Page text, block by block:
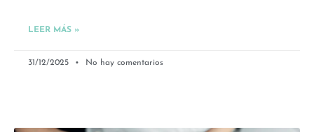
LEER MÁS »
31/12/2025 No hay comentarios